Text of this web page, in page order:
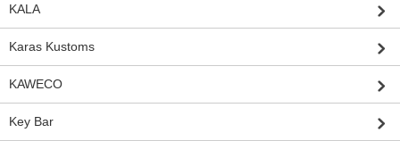
KALA
Karas Kustoms
KAWECO
Key Bar